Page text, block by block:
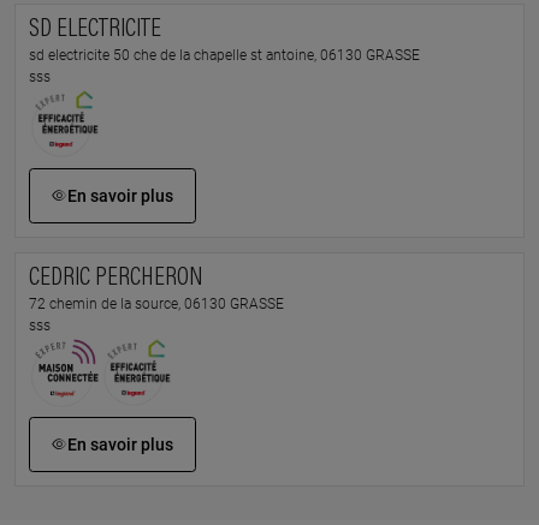
SD ELECTRICITE
sd electricite 50 che de la chapelle st antoine, 06130 GRASSE
sss
En savoir plus
CEDRIC PERCHERON
72 chemin de la source, 06130 GRASSE
sss
En savoir plus